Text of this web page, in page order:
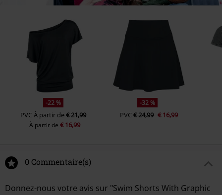
-22 %
PVCÀ partir de€ 21,99
À partir de € 16,99
-32 %
PVC€ 24,99 € 16,99
0 Commentaire(s)
Donnez-nous votre avis sur "Swim Shorts With Graphic